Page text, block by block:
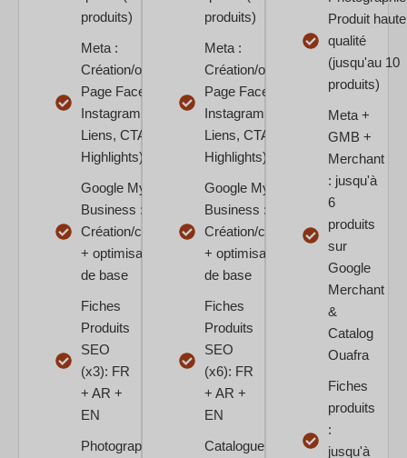
produits)
Meta :
Création/optimisation
Page Facebook +
Instagram (Bio,
Liens, CTA,
Highlights)
Google My
Business :
Création/claim
+ optimisation
de base
Fiches
Produits
SEO
(x3): FR
+ AR +
EN
Photographie
produits)
Meta :
Création/optimisation
Page Facebook +
Instagram (Bio,
Liens, CTA,
Highlights)​
Google My
Business :
Création/claim
+ optimisation
de base​
Fiches
Produits
SEO
(x6): FR
+ AR +
EN​
Catalogue
Produit haute
qualité
(jusqu'au 10
produits)
Meta +
GMB +
Merchant
: jusqu'à
6
produits
sur
Google
Merchant
&
Catalog
Ouafra
Fiches
produits
:
jusqu'à